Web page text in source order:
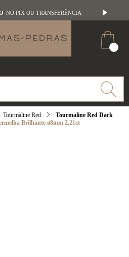
NO PIX OU TRANSFERÊNCIA
Tourmaline Red
Tourmaline Red Dark
Brilhante ø8mm 2,21ct